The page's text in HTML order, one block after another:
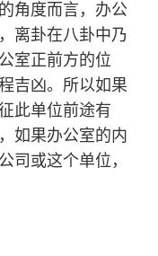
角度而言，办公
离卦在八卦中乃
室正前方的位
吉凶。所以如果
此单位前途有
如果办公室的内
司或这个单位，